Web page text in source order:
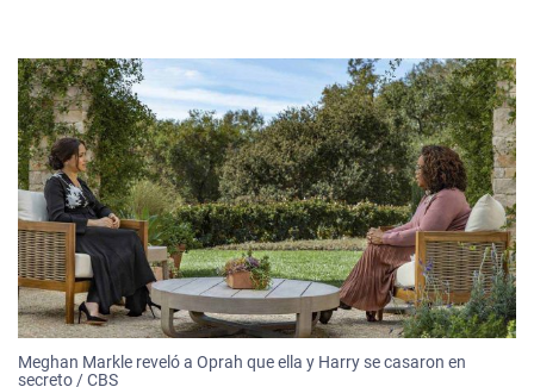
Meghan Markle reveló a Oprah que ella y Harry se casaron en
secreto / CBS